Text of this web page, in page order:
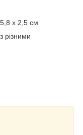
х 2,5 см
різними